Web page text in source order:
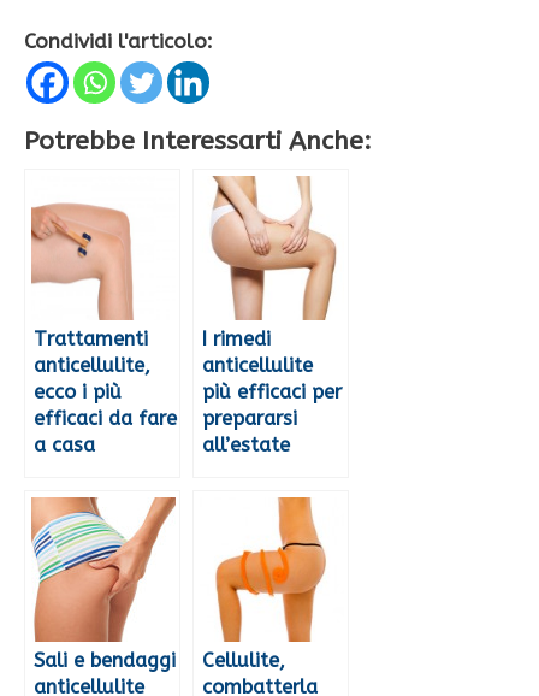
Condividi l'articolo:
Potrebbe Interessarti Anche:
Trattamenti
anticellulite,
ecco i più
efficaci da fare
a casa
I rimedi
anticellulite
più efficaci per
prepararsi
all’estate
Sali e bendaggi
anticellulite
Cellulite,
combatterla